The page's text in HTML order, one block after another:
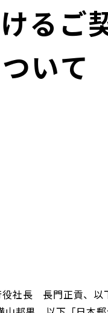
るご
いて
社長 長門正貢、以